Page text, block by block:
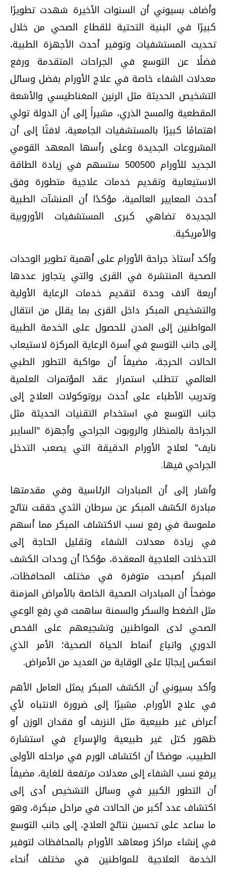
وأضاف بسيوني أن السنوات الأخيرة شهدت تطويرًا
كبيرًا في البنية التحتية للقطاع الصحي من خلال
تحديث المستشفيات وتوفير أحدث الأجهزة الطبية،
فضلًا عن التوسع في الجراحات المتقدمة ورفع
معدلات الشفاء خاصة في علاج الأورام بفضل وسائل
التشخيص الحديثة مثل الرنين المغناطيسي والأشعة
المقطعية والمسح الذري، مشيراً إلى أن الدولة تولي
اهتمامًا كبيرًا بالمستشفيات الجامعية، لافتًا إلى أن
المشروعات الجديدة وعلى رأسها المعهد القومي
الجديد للأورام 500500 ستسهم في زيادة الطاقة
الاستيعابية وتقديم خدمات علاجية متطورة وفق
أحدث المعايير العالمية، مؤكدًا أن المنشآت الطبية
الجديدة تضاهي كبرى المستشفيات الأوروبية
والأمريكية.
وأكد أستاذ جراحة الأورام على أهمية تطوير الوحدات
الصحية المنتشرة في القرى والتي يتجاوز عددها
أربعة آلاف وحدة لتقديم خدمات الرعاية الأولية
والتشخيص المبكر داخل القرى بما يقلل من انتقال
المواطنين إلى المدن للحصول على الخدمة الطبية
إلى جانب التوسع في أسرة الرعاية المركزة لاستيعاب
الحالات الحرجة، مضيفاً أن مواكبة التطور الطبي
العالمي تتطلب استمرار عقد المؤتمرات العلمية
وتدريب الأطباء على أحدث بروتوكولات العلاج إلى
جانب التوسع في استخدام التقنيات الحديثة مثل
الجراحة بالمنظار والروبوت الجراحي وأجهزة "السايبر
نايف" لعلاج الأورام الدقيقة التي يصعب التدخل
الجراحي فيها.
وأشار إلى أن المبادرات الرئاسية وفي مقدمتها
مبادرة الكشف المبكر عن سرطان الثدي حققت نتائج
ملموسة في رفع نسب الاكتشاف المبكر مما أسهم
في زيادة معدلات الشفاء وتقليل الحاجة إلى
التدخلات العلاجية المعقدة، مؤكدًا أن وحدات الكشف
المبكر أصبحت متوفرة في مختلف المحافظات،
موضحاً أن المبادرات الصحية الخاصة بالأمراض المزمنة
مثل الضغط والسكر والسمنة ساهمت في رفع الوعي
الصحي لدى المواطنين وتشجيعهم على الفحص
الدوري واتباع أنماط الحياة الصحية؛ الأمر الذي
انعكس إيجابًا على الوقاية من العديد من الأمراض.
وأكد بسيوني أن الكشف المبكر يمثل العامل الأهم
في علاج الأورام، مشيرًا إلى ضرورة الانتباه لأي
أعراض غير طبيعية مثل النزيف أو فقدان الوزن أو
ظهور كتل غير طبيعية والإسراع في استشارة
الطبيب، موضحًا أن اكتشاف الورم في مراحله الأولى
يرفع نسب الشفاء إلى معدلات مرتفعة للغاية، مضيفاً
أن التطور الكبير في وسائل التشخيص أدى إلى
اكتشاف عدد أكبر من الحالات في مراحل مبكرة، وهو
ما ساعد على تحسين نتائج العلاج، إلى جانب التوسع
في إنشاء مراكز ومعاهد الأورام بالمحافظات لتوفير
الخدمة العلاجية للمواطنين في مختلف أنحاء